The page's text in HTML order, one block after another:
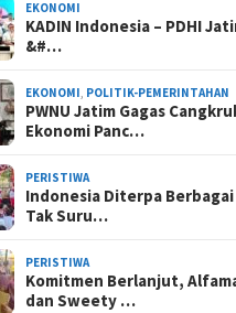
EKONOMI
KADIN Indonesia – PDHI
&#…
EKONOMI, POLITIK-PEMERINTAHAN
PWNU Jatim Gagas
Ekonomi Panc…
PERISTIWA
Indonesia Diterpa Berbagai
Tak Suru…
PERISTIWA
Komitmen Berlanjut,
dan Sweety …